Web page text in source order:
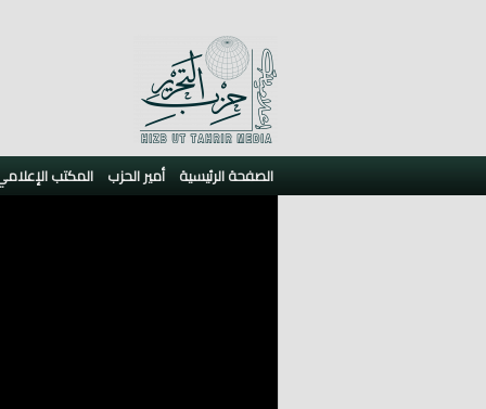
الصفحة الرئيسية أمير الحزب المكتب